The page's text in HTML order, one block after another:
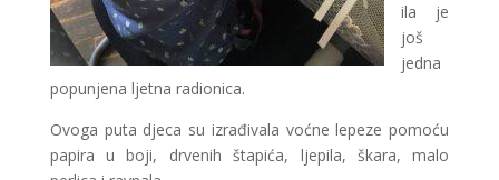
ila je
još
jedna
popunjena ljetna radionica.
Ovoga puta djeca su izrađivala voćne lepeze pomoću
papira u boji, drvenih štapića, ljepila, škara, malo